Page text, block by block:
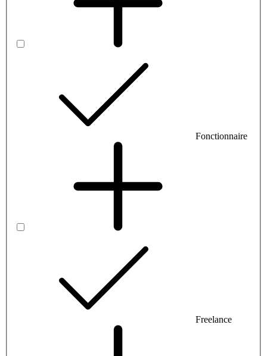
Fonctionnaire
Freelance